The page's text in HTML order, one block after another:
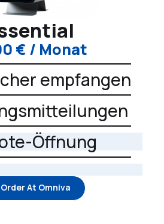
€ / Monat
empfangen
Öffnung
Order At Omniva